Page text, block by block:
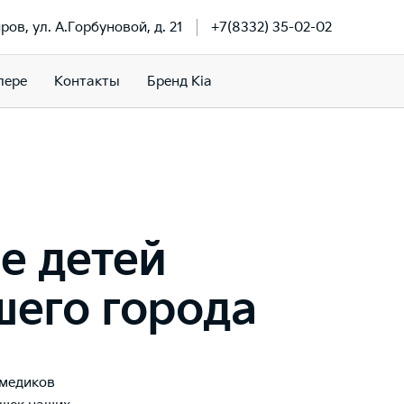
ул. А.Горбуновой, д. 21 +7(8332) 35-02-02
Контакты Бренд Kia
детей
города